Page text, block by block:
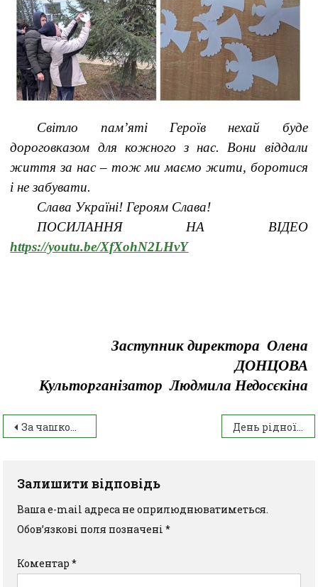
Світло пам’яті Героїв нехай буде
дороговказом для кожного з нас. Вони віддали
життя за нас – тож ми маємо жити, боротися
і не забувати.
Слава Україні! Героям Слава!
ПОСИЛАННЯ НА ВІДЕО
https://youtu.be/XfXohN2LHvY
Заступник директора Олена
ДОНЦОВА
Культорганізатор Людмила Недосєкіна
За чашкою чаю День рідної мови
Залишити відповідь
Ваша e-mail адреса не оприлюднюватиметься.
Обов’язкові поля позначені*
Коментар*